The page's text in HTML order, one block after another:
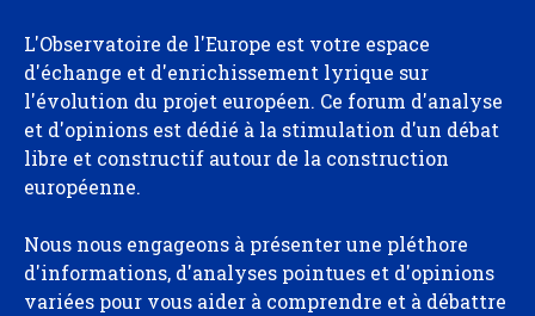
L'Observatoire de l'Europe est votre espace
d'échange et d'enrichissement lyrique sur
l'évolution du projet européen. Ce forum d'analyse
et d'opinions est dédié à la stimulation d'un débat
libre et constructif autour de la construction
européenne.
Nous nous engageons à présenter une pléthore
d'informations, d'analyses pointues et d'opinions
variées pour vous aider à comprendre et à débattre